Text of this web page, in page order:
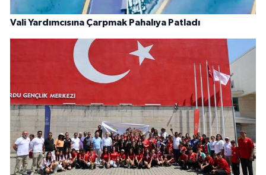
Vali Yardımcısına Çarpmak Pahalıya Patladı